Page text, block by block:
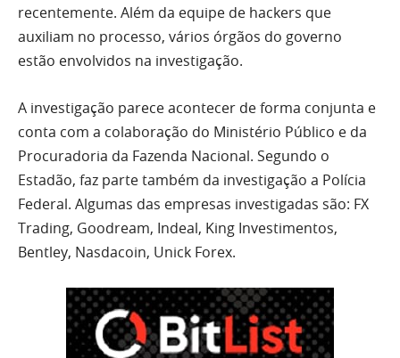
recentemente. Além da equipe de hackers que
auxiliam no processo, vários órgãos do governo
estão envolvidos na investigação.
A investigação parece acontecer de forma conjunta e
conta com a colaboração do Ministério Público e da
Procuradoria da Fazenda Nacional. Segundo o
Estadão, faz parte também da investigação a Polícia
Federal. Algumas das empresas investigadas são: FX
Trading, Goodream, Indeal, King Investimentos,
Bentley, Nasdacoin, Unick Forex.